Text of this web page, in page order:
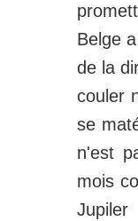
Belge
de la
couler
se
n'est
mois